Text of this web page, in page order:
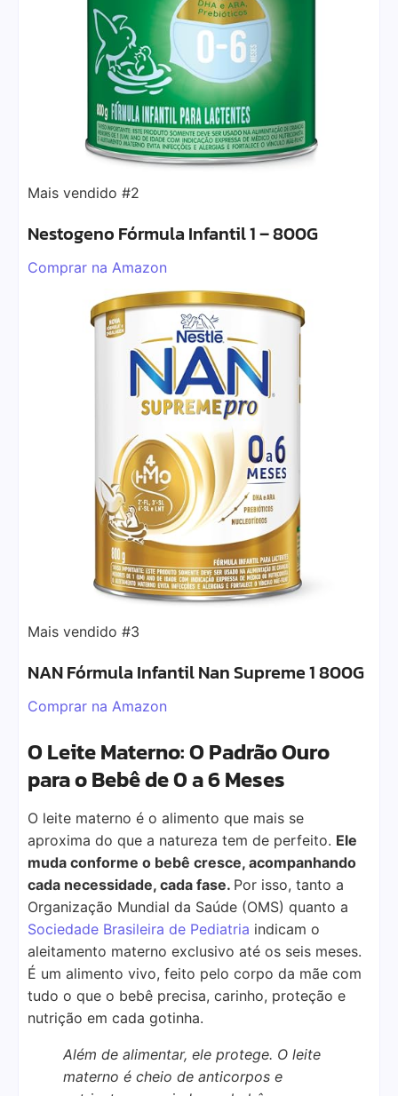
Mais vendido #2
Nestogeno Fórmula Infantil 1 – 800G
Comprar na Amazon
Mais vendido #3
NAN Fórmula Infantil Nan Supreme 1 800G
Comprar na Amazon
O Leite Materno: O Padrão Ouro
para o Bebê de 0 a 6 Meses
O leite materno é o alimento que mais se
aproxima do que a natureza tem de perfeito. Ele
muda conforme o bebê cresce, acompanhando
cada necessidade, cada fase. Por isso, tanto a
Organização Mundial da Saúde (OMS) quanto a
Sociedade Brasileira de Pediatria indicam o
aleitamento materno exclusivo até os seis meses.
É um alimento vivo, feito pelo corpo da mãe com
tudo o que o bebê precisa, carinho, proteção e
nutrição em cada gotinha.
Além de alimentar, ele protege. O leite
materno é cheio de anticorpos e